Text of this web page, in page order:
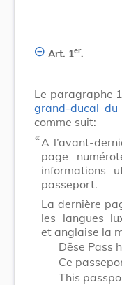
Art. 1er.
Le paragraphe
grand-ducal
comme suit:
​ «A l’avant-
page
informations
passeport.
La dernière
les langues
et anglaise la
Dëse Pass
Ce
This